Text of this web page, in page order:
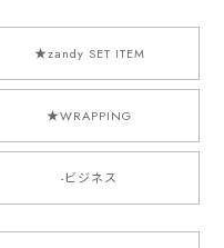
★zandy SET ITEM
★WRAPPING
-ビジネス